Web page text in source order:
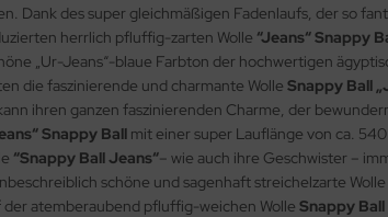
Dank des super gleichmäßigen Fadenlaufs, der so
herrlich pfluffig-zarten Wolle “Jeans“ Snappy
„Ur-Jeans“-blaue Farbton der hochwertigen
die faszinierende und charmante Wolle Snappy Ball
ihren ganzen faszinierenden Charme, der
Snappy Ball mit einer super Lauflänge von ca.
“Snappy Ball Jeans“– wie auch ihre Geschwister –
schöne und sagenhaft streichelzarte Wolle
atemberaubend pfluffig-weichen Wolle Snappy Ball